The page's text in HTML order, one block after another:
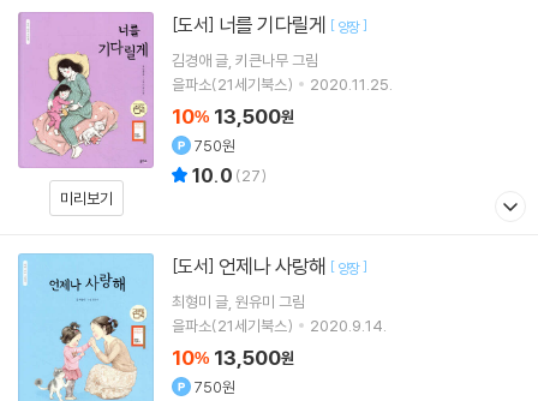
미리보기
[도서] 너를 기다릴게 [ 양장]
김경애글 키큰나무그림
을파소(21세기북스)
2020.11.25.
10% 13,500원
750원
10.0 (27)
[도서] 언제나 사랑해 [ 양장]
최형미 글 원유미 그림
을파소(21세기북스)
2020.9.14.
10% 13,500원
750원